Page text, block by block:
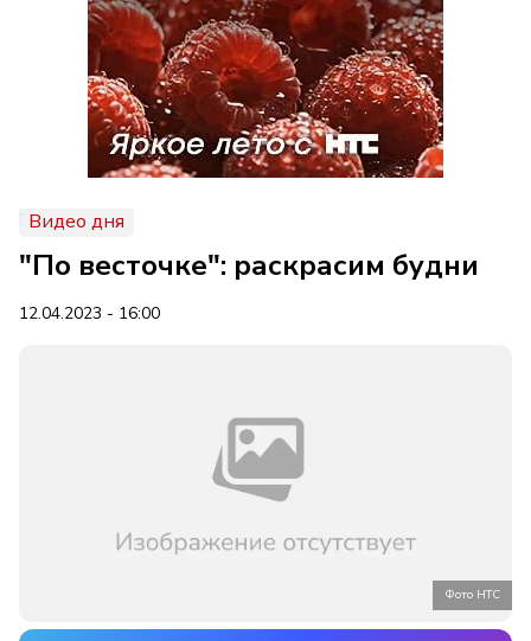
Видео дня
"По весточке": раскрасим будни
12.04.2023 - 16:00
Фото НТС